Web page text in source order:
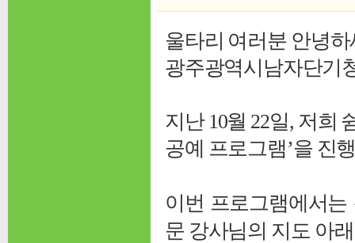
울타리 여러분 안녕하
광주광역시남자단기
지난 10월 22일, 저희
공예 프로그램’을 진
이번 프로그램에서
문 강사님의 지도 아